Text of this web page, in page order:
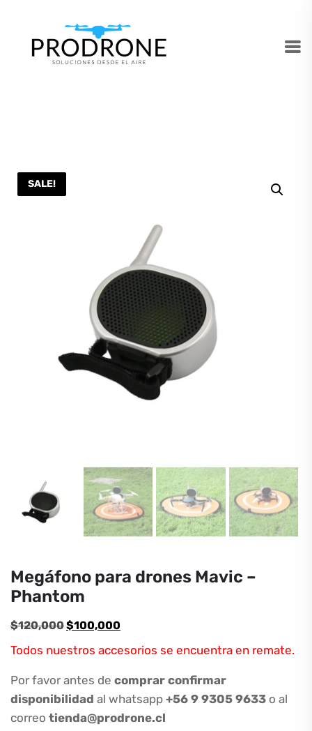
SALE!
Megáfono para drones Mavic –
Phantom
$120,000El
era:
$120,000.
$100,000
precio
es:
$100,000.
Todos nuestros accesorios se encuentra en remate.
Por favor antes de comprar confirmar
disponibilidad al whatsapp +56 9 9305 9633 o al
correo tienda@prodrone.cl